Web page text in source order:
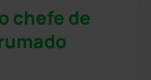
chefe de